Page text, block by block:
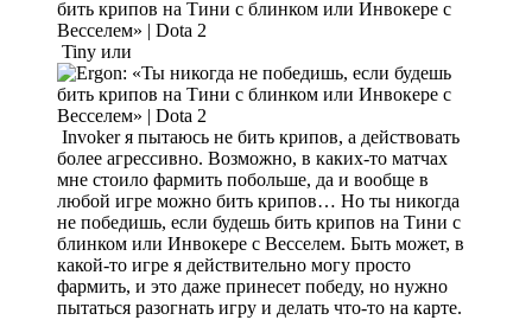
Tiny или
Invoker я пытаюсь не бить крипов, а действовать
более агрессивно. Возможно, в каких-то матчах
мне стоило фармить побольше, да и вообще в
любой игре можно бить крипов… Но ты никогда
не победишь, если будешь бить крипов на Тини с
блинком или Инвокере с Весселем. Быть может, в
какой-то игре я действительно могу просто
фармить, и это даже принесет победу, но нужно
пытаться разогнать игру и делать что-то на карте.